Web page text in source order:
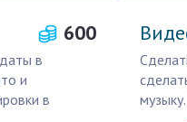
600
в
и
в